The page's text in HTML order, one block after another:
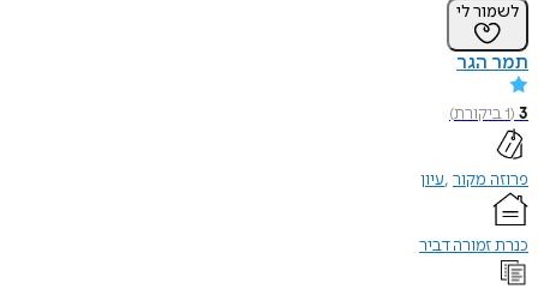
לשמור לי
תמר הגר
3
(
1ביקורת)
פרוזה מקור עיון
כנרת זמורה דביר